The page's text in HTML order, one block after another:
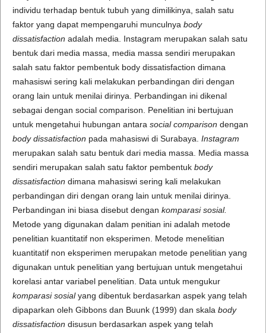
individu terhadap bentuk tubuh yang dimilikinya, salah satu
faktor yang dapat mempengaruhi munculnya body
dissatisfaction adalah media. Instagram merupakan salah satu
bentuk dari media massa, media massa sendiri merupakan
salah satu faktor pembentuk body dissatisfaction dimana
mahasiswi sering kali melakukan perbandingan diri dengan
orang lain untuk menilai dirinya. Perbandingan ini dikenal
sebagai dengan social comparison. Penelitian ini bertujuan
untuk mengetahui hubungan antara social comparison dengan
body dissatisfaction pada mahasiswi di Surabaya. Instagram
merupakan salah satu bentuk dari media massa. Media massa
sendiri merupakan salah satu faktor pembentuk body
dissatisfaction dimana mahasiswi sering kali melakukan
perbandingan diri dengan orang lain untuk menilai dirinya.
Perbandingan ini biasa disebut dengan komparasi sosial.
Metode yang digunakan dalam penitian ini adalah metode
penelitian kuantitatif non eksperimen. Metode menelitian
kuantitatif non eksperimen merupakan metode penelitian yang
digunakan untuk penelitian yang bertujuan untuk mengetahui
korelasi antar variabel penelitian. Data untuk mengukur
komparasi sosialyang dibentuk berdasarkan aspek yang telah
dipaparkan oleh Gibbons dan Buunk (1999) dan skala body
dissatisfaction disusun berdasarkan aspek yang telah